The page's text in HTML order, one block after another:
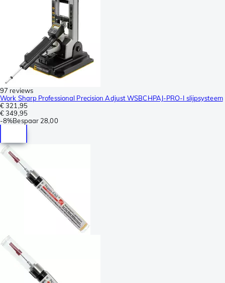
97 reviews
Work Sharp Professional Precision Adjust WSBCHPAJ-PRO-I slijpsysteem
€ 321,95
€ 349,95
-8%Bespaar 28,00